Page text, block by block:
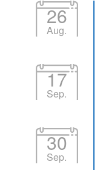
26
Aug.
17
Sep.
30
Sep.